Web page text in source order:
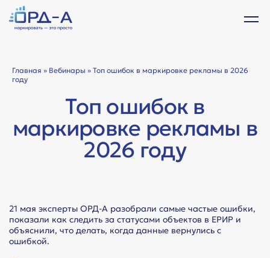
Главная » Вебинары » Топ ошибок в маркировке рекламы в 2026
году
Топ ошибок в
маркировке рекламы в
2026 году
21 мая эксперты ОРД-А разобрали самые частые ошибки,
показали как следить за статусами объектов в ЕРИР и
объяснили, что делать, когда данные вернулись с
ошибкой.